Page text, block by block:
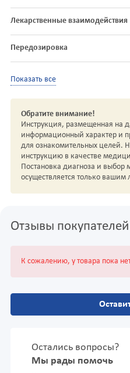
Лекарственные взаимодействия
Передозировка
Показать все
Обратите внимание!
Инструкция, размещенная на
информационный характер и
для ознакомительных целей.
инструкцию в качестве
Постановка диагноза и выбор
осуществляется только
Отзывы покупателей
К сожалению, у товара пока
Остались вопросы?
Мы рады помочь